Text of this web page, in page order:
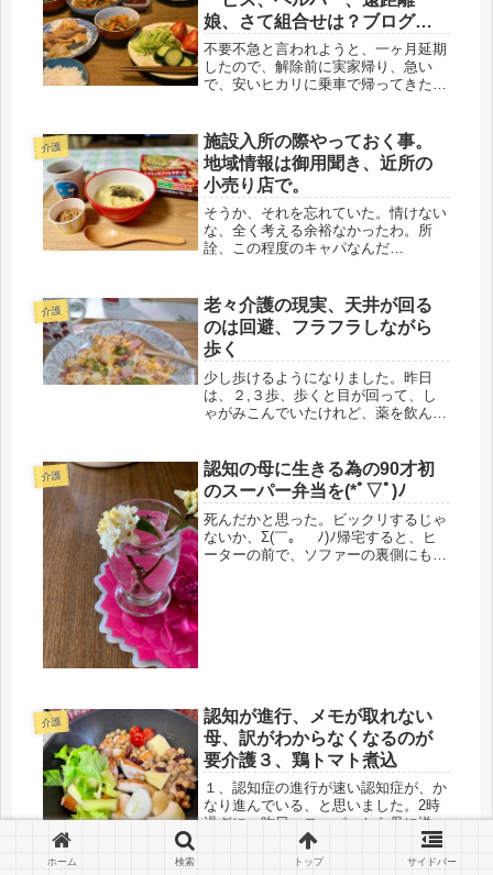
娘、さて組合せは？ブログに
応援、サンキュです。
不要不急と言われようと、一ヶ月延期
したので、解除前に実家帰り、急い
で、安いヒカリに乗車で帰ってきた
いた。その上、トータルディスタンス
もあったっけ・・・とにかく、母の様
子が変...
介護
施設入所の際やっておく事。
地域情報は御用聞き、近所の
小売り店で。
そうか、それを忘れていた。情けない
な、全く考える余裕なかったわ。所
詮、この程度のキャパなんだ
寝方をしたので、これが、極寒の屋外
なら、間違いなく、冷凍人間だったな
と、目が覚め...
介護
老々介護の現実、天井が回る
のは回避、フラフラしながら
歩く
少し歩けるようになりました。昨日
は、２,３歩、歩くと目が回って、し
ゃがみこんでいたけれど、薬を飲んだ
の中は歩いて、最低のルーティーンは
こなせました。母の為に設置した手す
りに...
介護
認知の母に生きる為の90才初
のスーパー弁当を(*ﾟ▽ﾟ)ﾉ
死んだかと思った。ビックリするじゃ
ないか、Σ(￣。￣ﾉ)ﾉ帰宅すると、ヒ
ーターの前で、ソファーの裏側にもた
介護
認知が進行、メモが取れない
母、訳がわからなくなるのが
要介護３、鶏トマト煮込
１、認知症の進行が速い認知症が、か
なり進んでいる、と思いました。2時
過ぎに、昨日、スーパーから母に送っ
た冷凍便、届いたかどうか確認の電話
を入れると、「届いてない
ホーム 検索 トップ サイドバー